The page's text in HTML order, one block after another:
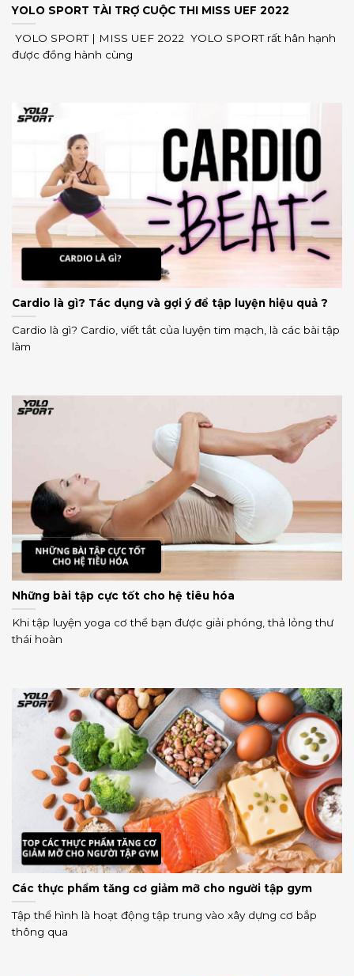
YOLO SPORT TÀI TRỢ CUỘC THI MISS UEF 2022
YOLO SPORT | MISS UEF 2022 YOLO SPORT rất hân hạnh
được đồng hành cùng
Cardio là gì? Tác dụng và gợi ý để tập luyện hiệu quả ?
Cardio là gì? Cardio, viết tắt của luyện tim mạch, là các bài tập
làm
Những bài tập cực tốt cho hệ tiêu hóa
Khi tập luyện yoga cơ thể bạn được giải phóng, thả lỏng thư
thái hoàn
Các thực phẩm tăng cơ giảm mỡ cho người tập gym
Tập thể hình là hoạt động tập trung vào xây dựng cơ bắp
thông qua